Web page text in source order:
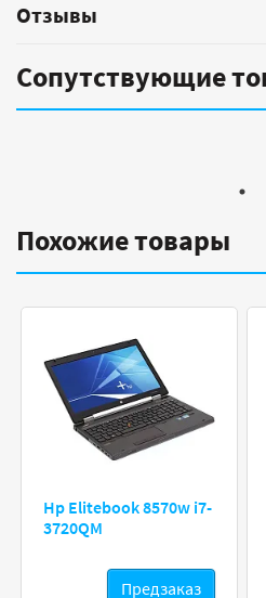
Отзывы
Сопутствующие
Похожие товары
Hp Elitebook 8570w i7-
3720QM
Предзаказ